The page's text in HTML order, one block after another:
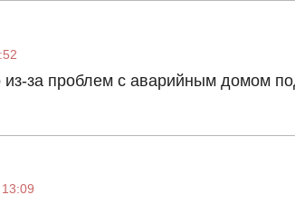
из-за проблем с аварийным домом